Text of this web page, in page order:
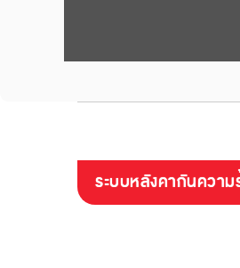
ระบบหลังคากันควา